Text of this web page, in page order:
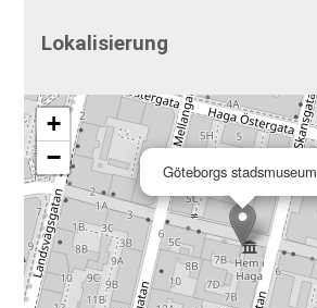
Lokalisierung
Göteborgs stadsmuseum
+
−